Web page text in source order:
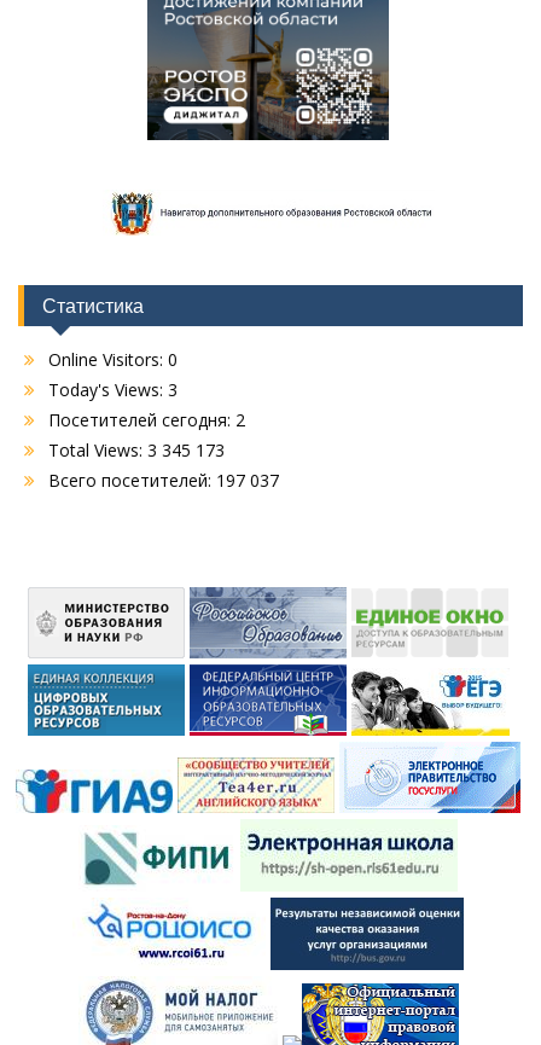
Статистика
Online Visitors: 0
Today's Views: 3
Посетителей сегодня: 2
Total Views: 3 345 173
Всего посетителей: 197 037